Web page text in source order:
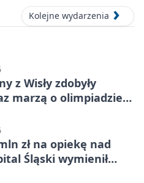
Kolejne wydarzenia
z Wisły zdobyły
marzą o olimpiadzie
zł na opiekę nad
Śląski wymienił